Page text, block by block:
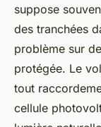
suppose
des tranchées
problème sur
protégée. Le
tout
cellule